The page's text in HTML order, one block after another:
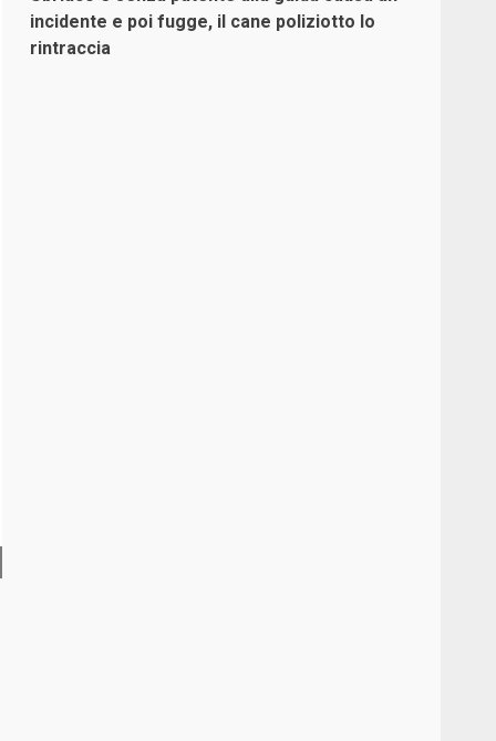
incidente e poi fugge, il cane poliziotto lo
rintraccia